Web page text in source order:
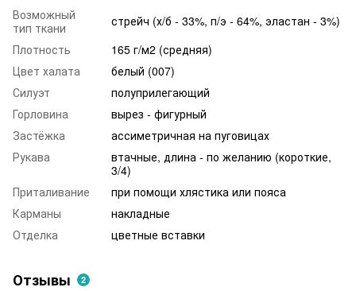
Возможный
тип ткани
стрейч (х/б - 33%, п/э - 64%, эластан - 3%)
Плотность
165 г/м2 (средняя)
Цвет халата
белый (007)
Силуэт
полуприлегающий
Горловина
вырез - фигурный
Застёжка
ассиметричная на пуговицах
Рукава
втачные, длина - по желанию (короткие,
3/4)
Приталивание
при помощи хлястика или пояса
Карманы
накладные
Отделка
цветные вставки
Отзывы 2